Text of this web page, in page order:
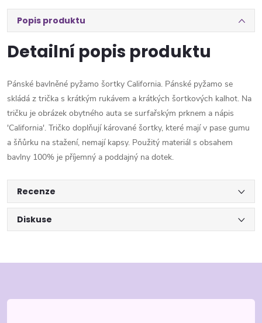
Popis produktu
Detailní popis produktu
Pánské bavlněné pyžamo šortky California. Pánské pyžamo se
skládá z trička s krátkým rukávem a krátkých šortkových kalhot. Na
tričku je obrázek obytného auta se surfařským prknem a nápis
'California'. Tričko doplňují kárované šortky, které mají v pase gumu
a šňůrku na stažení, nemají kapsy. Použitý materiál s obsahem
bavlny 100% je příjemný a poddajný na dotek.
Recenze
Diskuse
á